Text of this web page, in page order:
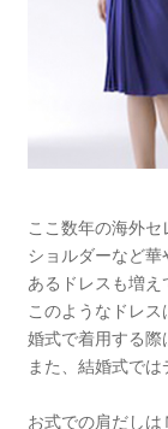
ここ数年の海外
ショルダーなど
あるドレスも増え
このようなドレ
婚式で着用する際
また、結婚式では
お式での肩だしは